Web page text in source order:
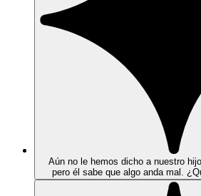
Aún no le hemos dicho a nuestro
pero él sabe que algo anda mal.